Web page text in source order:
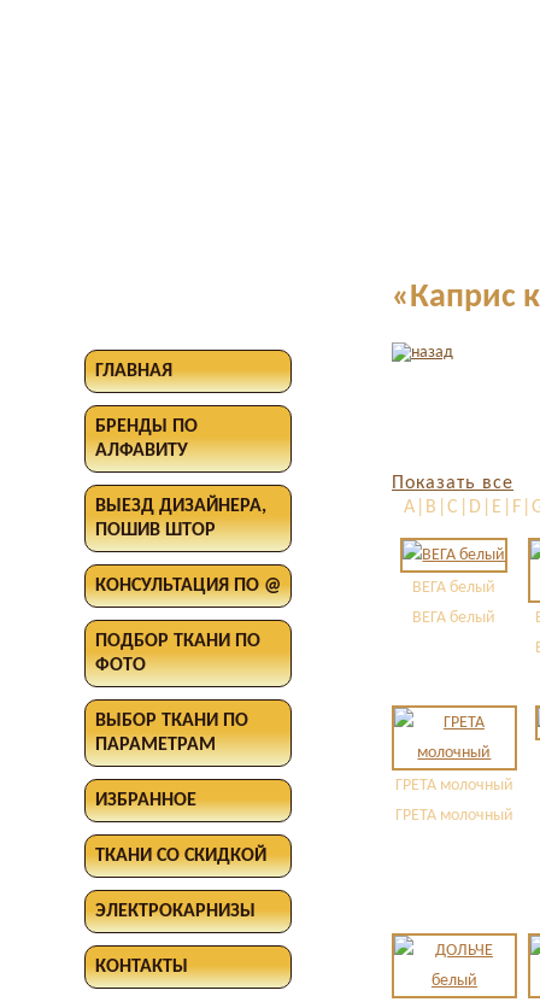
ГЛАВНАЯ
БРЕНДЫ ПО
АЛФАВИТУ
ВЫЕЗД ДИЗАЙНЕРА,
ПОШИВ ШТОР
КОНСУЛЬТАЦИЯ ПО @
ПОДБОР ТКАНИ ПО
ФОТО
ВЫБОР ТКАНИ ПО
ПАРАМЕТРАМ
ИЗБРАННОЕ
ТКАНИ СО СКИДКОЙ
ЭЛЕКТРОКАРНИЗЫ
КОНТАКТЫ
«Каприс
Показать все
ВЕГА белый
ВЕГА белый
ГРЕТА молочный
ГРЕТА молочный